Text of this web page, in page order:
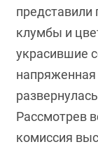
представили
клумбы и
украсившие
напряженная
Рассмотрев
комиссия